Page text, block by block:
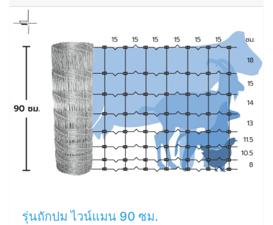
รุ่นถักปม ไวน์แมน 90 ซม.